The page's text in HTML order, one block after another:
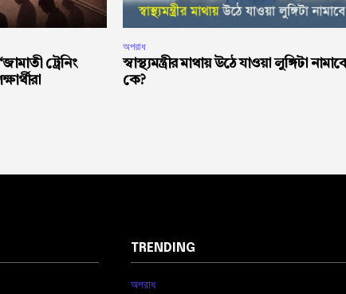
ট্রেনিং
অপরাধ
স্বাস্থ্যমন্ত্রীর মাথায় উঠে যাওয়া লুঙ্গিটা নামাবে
কে?
TRENDING
অপরাধ